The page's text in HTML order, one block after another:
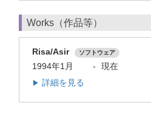
Works（作品等）
Risa/Asir ソフトウェア
1994年1月 - 現在
▶ 詳細を見る